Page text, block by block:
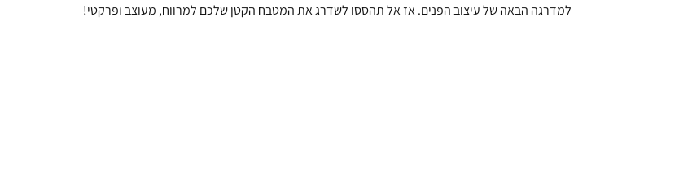
למדרגה הבאה של עיצוב הפנים. אז אל תהססו לשדרג את המטבח הקטן שלכם למרווח, מעוצב ופרקטי!